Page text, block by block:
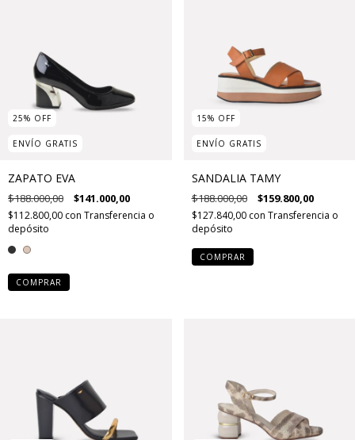
25% OFF
ENVÍO GRATIS
ZAPATO EVA
$188.000,00 $141.000,00
$112.800,00 con Transferencia o
depósito
COMPRAR
15% OFF
ENVÍO GRATIS
SANDALIA TAMY
$188.000,00 $159.800,00
$127.840,00 con Transferencia o
depósito
COMPRAR